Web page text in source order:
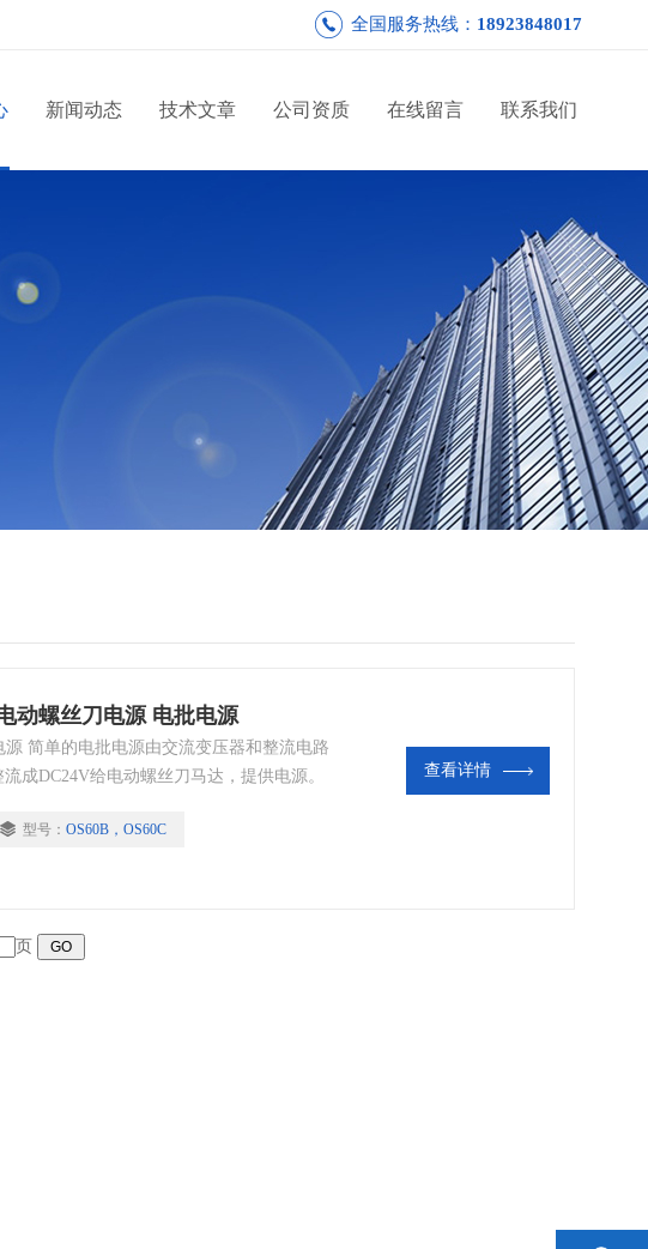
全国服务热线： 18923848017
新闻动态 技术文章 公司资质 在线留言 联系我们
动螺丝刀电源 电批电源
简单的电批电源由交流变压器和整流电路
成DC24V给电动螺丝刀马达，提供电源。
报警 2：高低档各16级调速 3：锁付螺丝到
型号： OS60B，OS60C
查看详情
页